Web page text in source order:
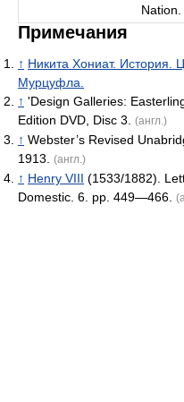
Примечания
↑ Никита Хониат. История.
Мурцуфла.
↑ 'Design Galleries:
Edition DVD, Disc 3. (англ.)
↑ Webster’s Revised
1913. (англ.)
↑ Henry VIII (1533/1882).
Domestic. 6. pp. 449—466.